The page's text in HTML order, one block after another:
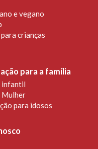
e vegano
crianças
para a família
infantil
Mulher
para idosos